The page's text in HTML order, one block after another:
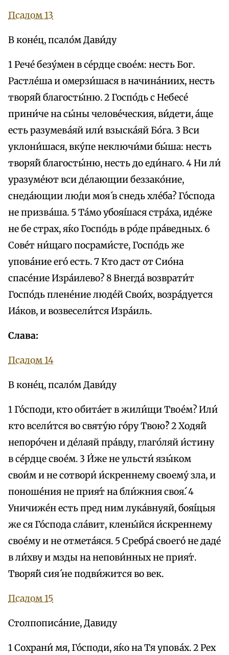
Псалом 13
В коне́ц, псало́м Дави́ду
1 Рече́ безу́мен в се́рдце свое́м: несть Бог.
Растле́ша и омерзи́шася в начина́ниих, несть
творя́й благосты́ню. 2 Госпо́дь с Небесе́
прини́че на сы́ны челове́чeския, ви́дети, а́ще
eсть разумева́яй или́ взыска́яй Бо́га. 3 Вси
уклони́шася, вку́пе неключи́ми бы́ша: несть
творя́й благосты́ню, несть до eди́наго. 4 Ни ли́
уразуме́ют вси де́лающии беззако́ние,
снеда́ющии лю́ди моя́ в снедь хле́ба? Го́спода
не призва́ша. 5 Та́мо убоя́шася стра́ха, иде́же
не бе страх, я́ко Госпо́дь в ро́де пра́ведных. 6
Сове́т ни́щаго посрами́сте, Госпо́дь же
упова́ние eго́ eсть. 7 Кто даст от Сио́на
спасе́ние Изра́илево? 8 Внегда́ возврати́т
Госпо́дь плене́ние люде́й Свои́х, возра́дуется
Иа́ков, и возвесели́тся Изра́иль.
Слава:
Псалом 14
В коне́ц, псало́м Дави́ду
1 Го́споди, кто обита́ет в жили́щи Твое́м? Или́
кто всели́тся во святу́ю го́ру Твою́? 2 Ходя́й
непоро́чен и де́лаяй пра́вду, глаго́ляй и́стину
в се́рдце свое́м. 3 И́же не ульсти́ язы́ком
свои́м и не сотвори́ и́скреннему своему́ зла, и
поноше́ния не прия́т на бли́жния своя́. 4
Уничиже́н eсть пред ним лука́внуяй, боя́щыя
же ся Го́спода сла́вит, клены́йся и́скреннему
свое́му и не отмета́яся. 5 Сребра́ своего́ не даде́
в ли́хву и мзды на непови́нных не прия́т.
Творя́й сия́ не подви́жится во век.
Псалом 15
Столпописа́ние, Давиду
1 Сохрани́ мя, Го́споди, я́ко на Тя упова́х. 2 Рех